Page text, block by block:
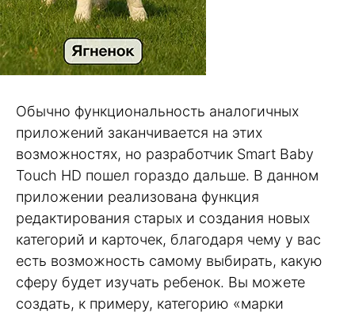
Обычно функциональность аналогичных
приложений заканчивается на этих
возможностях, но разработчик Smart Baby
Touch HD пошел гораздо дальше. В данном
приложении реализована функция
редактирования старых и создания новых
категорий и карточек, благодаря чему у вас
есть возможность самому выбирать, какую
сферу будет изучать ребенок. Вы можете
создать, к примеру, категорию «марки